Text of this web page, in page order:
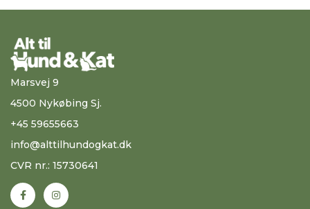
Marsvej 9
4500 Nykøbing Sj.
+45 59655663
info@alttilhundogkat.dk
CVR nr.: 15730641